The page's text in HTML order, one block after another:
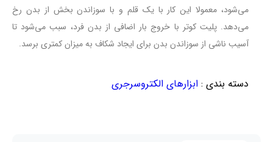
می‌شود، معمولا این کار با یک قلم و با سوزاندن بخش از بدن رخ
می‌دهد. پلیت کوتر با خروج بار اضافی از بدن فرد، سبب می‌شود تا
آسیب ناشی از سوزاندن بدن برای ایجاد شکاف به میزان کمتری برسد.
دسته بندی : ابزارهای الکتروسرجری